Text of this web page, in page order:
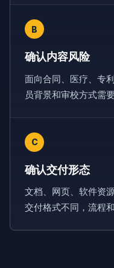
B
确认内容风险
面向合同、医疗、专
员背景和审校方式需
C
确认交付形态
文档、网页、软件资
交付格式不同，流程